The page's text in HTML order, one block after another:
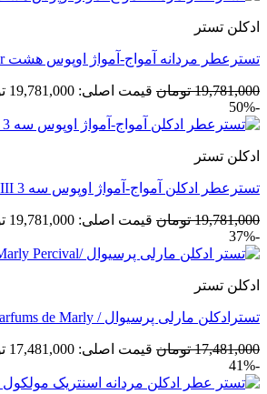
ادکلن تستر
تسترعطر مردانه آمواج-آمواژ اوپوس هشت Amouage Opus VIII Tester
19,781,000 تومان قیمت اصلی: 19,781,000 تومان بود.
-50%
ادکلن تستر
تسترعطر ادکلن آمواج-آمواژ اوپوس سه 3 Amouage Opus III
19,781,000 تومان قیمت اصلی: 19,781,000 تومان بود.
-37%
ادکلن تستر
تسترادکلن مارلی پرسیوال / Tester Percival Parfums de Marly
17,481,000 تومان قیمت اصلی: 17,481,000 تومان بود.
-41%